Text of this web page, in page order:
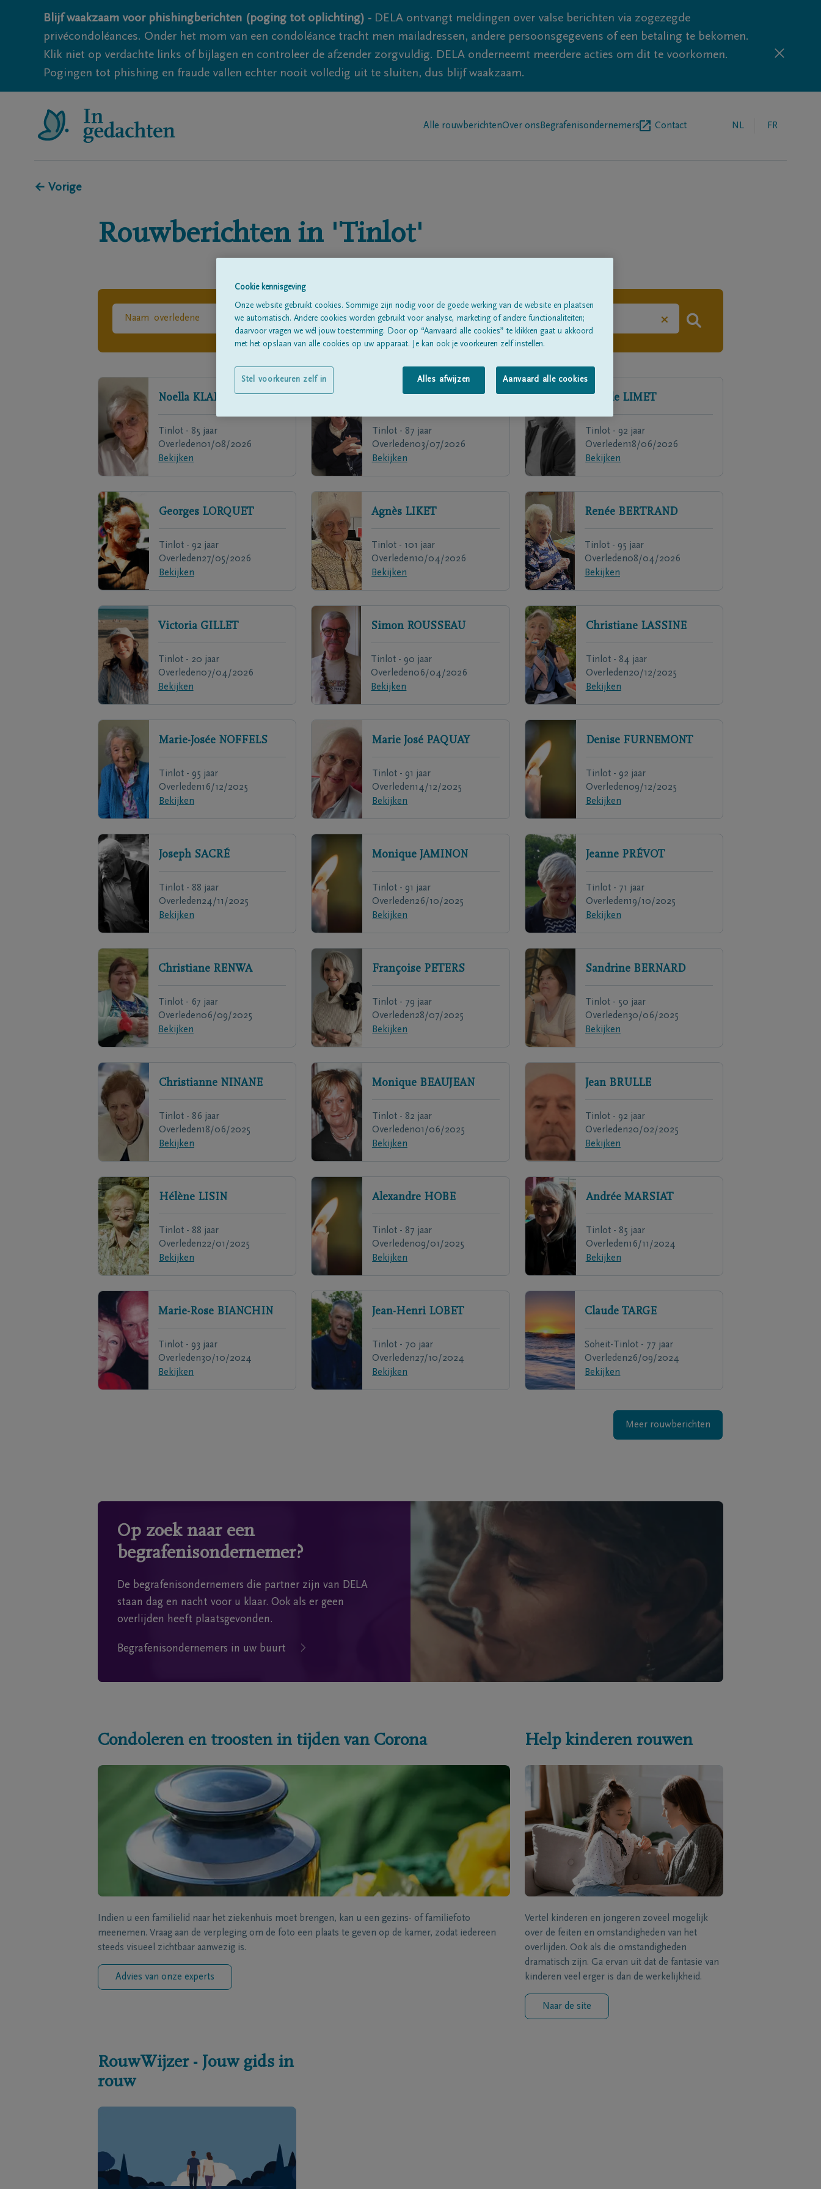
Blijf waakzaam voor phishingberichten (poging tot oplichting) - DELA ontvangt meldingen over valse berichten via zogezegde
privécondoléances. Onder het mom van een condoléance tracht men mailadressen, andere persoonsgegevens of een betaling te bekomen.
Klik niet op verdachte links of bijlagen en controleer de afzender zorgvuldig. DELA onderneemt meerdere acties om dit te voorkomen.
Pogingen tot phishing en fraude vallen echter nooit volledig uit te sluiten, dus blijf waakzaam.
Alle rouwberichtenOver ons Begrafenisondernemers Contact NL FR
← Vorige
Rouwberichten in 'Tinlot'
×
Noella KLAIKENS
Tinlot - 85 jaar
Overleden01/08/2026
Bekijken
Tinlot - 87 jaar
Overleden03/07/2026
Bekijken
Achille LIMET
Tinlot - 92 jaar
Overleden18/06/2026
Bekijken
Georges LORQUET
Tinlot - 92 jaar
Overleden27/05/2026
Bekijken
Agnès LIKET
Tinlot - 101 jaar
Overleden10/04/2026
Bekijken
Renée BERTRAND
Tinlot - 95 jaar
Overleden08/04/2026
Bekijken
Victoria GILLET
Tinlot - 20 jaar
Overleden07/04/2026
Bekijken
Simon ROUSSEAU
Tinlot - 90 jaar
Overleden06/04/2026
Bekijken
Christiane LASSINE
Tinlot - 84 jaar
Overleden20/12/2025
Bekijken
Marie-Josée NOFFELS
Tinlot - 95 jaar
Overleden16/12/2025
Bekijken
Marie José PAQUAY
Tinlot - 91 jaar
Overleden14/12/2025
Bekijken
Denise FURNEMONT
Tinlot - 92 jaar
Overleden09/12/2025
Bekijken
Joseph SACRÉ
Tinlot - 88 jaar
Overleden24/11/2025
Bekijken
Monique JAMINON
Tinlot - 91 jaar
Overleden26/10/2025
Bekijken
Jeanne PRÉVOT
Tinlot - 71 jaar
Overleden19/10/2025
Bekijken
Christiane RENWA
Tinlot - 67 jaar
Overleden06/09/2025
Bekijken
Françoise PETERS
Tinlot - 79 jaar
Overleden28/07/2025
Bekijken
Sandrine BERNARD
Tinlot - 50 jaar
Overleden30/06/2025
Bekijken
Christianne NINANE
Tinlot - 86 jaar
Overleden18/06/2025
Bekijken
Monique BEAUJEAN
Tinlot - 82 jaar
Overleden01/06/2025
Bekijken
Jean BRULLE
Tinlot - 92 jaar
Overleden20/02/2025
Bekijken
Hélène LISIN
Tinlot - 88 jaar
Overleden22/01/2025
Bekijken
Alexandre HOBE
Tinlot - 87 jaar
Overleden09/01/2025
Bekijken
Andrée MARSIAT
Tinlot - 85 jaar
Overleden16/11/2024
Bekijken
Marie-Rose BIANCHIN
Tinlot - 93 jaar
Overleden30/10/2024
Bekijken
Jean-Henri LOBET
Tinlot - 70 jaar
Overleden27/10/2024
Bekijken
Claude TARGE
Soheit-Tinlot - 77 jaar
Overleden26/09/2024
Bekijken
Meer rouwberichten
Op zoek naar een
begrafenisondernemer?
De begrafenisondernemers die partner zijn van DELA
staan dag en nacht voor u klaar. Ook als er geen
overlijden heeft plaatsgevonden.
Begrafenisondernemers in uw buurt
Condoleren en troosten in tijden van Corona
Indien u een familielid naar het ziekenhuis moet brengen, kan u een gezins- of familiefoto
meenemen. Vraag aan de verpleging om de foto een plaats te geven op de kamer, zodat iedereen
steeds visueel zichtbaar aanwezig is.
Advies van onze experts
Help kinderen rouwen
Vertel kinderen en jongeren zoveel mogelijk
over de feiten en omstandigheden van het
overlijden. Ook als die omstandigheden
dramatisch zijn. Ga ervan uit dat de fantasie van
kinderen veel erger is dan de werkelijkheid.
Naar de site
RouwWijzer - Jouw gids in
rouw
Cookie kennisgeving
Onze website gebruikt cookies. Sommige zijn nodig voor de goede werking van de website en plaatsen
we automatisch. Andere cookies worden gebruikt voor analyse, marketing of andere functionaliteiten;
daarvoor vragen we wél jouw toestemming. Door op “Aanvaard alle cookies” te klikken gaat u akkoord
met het opslaan van alle cookies op uw apparaat. Je kan ook je voorkeuren zelf instellen.
Alles afwijzen Aanvaard alle cookies
Stel voorkeuren zelf in